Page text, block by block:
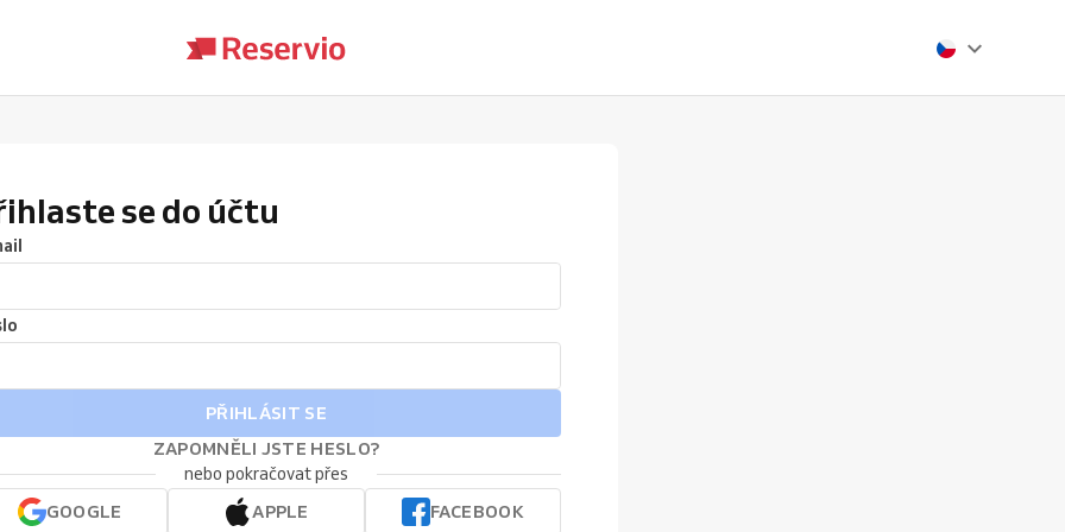
se do účtu
PŘIHLÁSIT SE
ZAPOMNĚLI JSTE HESLO?
nebo pokračovat přes
GOOGLE
APPLE FACEBOOK